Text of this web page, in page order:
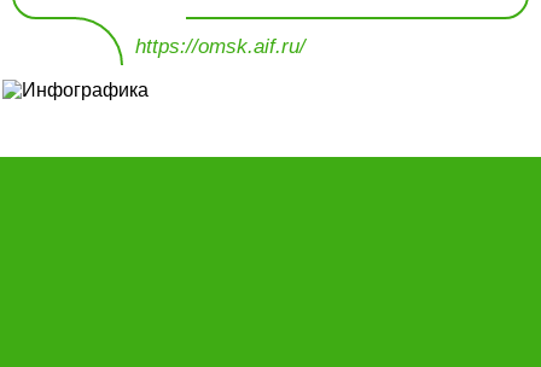
https://omsk.aif.ru/